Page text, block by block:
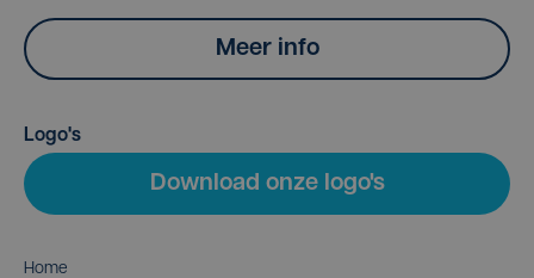
Meer info
Logo's
Download onze logo's
Home